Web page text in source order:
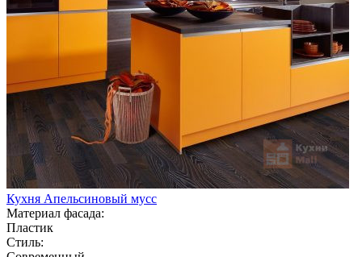
Кухня Апельсиновый мусс
Материал фасада:
Пластик
Стиль: